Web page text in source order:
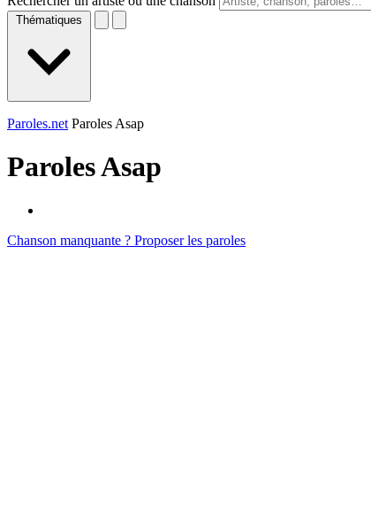
Thématiques
Paroles.net Paroles Asap
ParolesAsap
Chanson manquante ? Proposer les paroles